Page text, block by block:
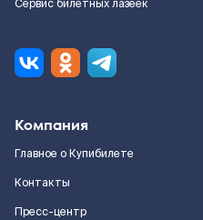
Сервис билетных лазеек
Компания
Главное о Купибилете
Контакты
Пресс-центр